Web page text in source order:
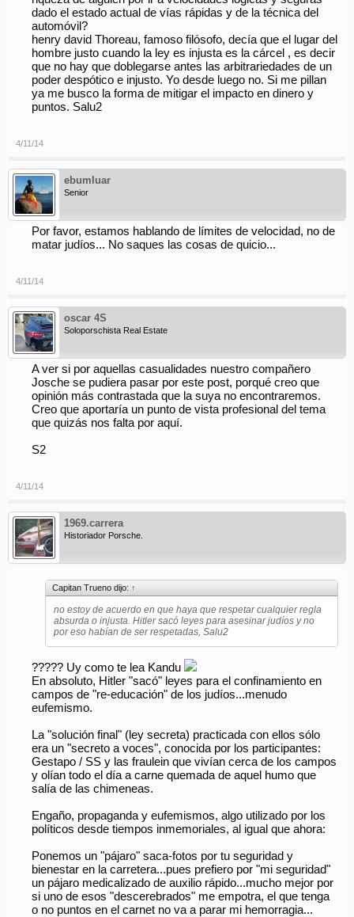
dado el estado actual de vías rápidas y de la técnica del
automóvil?
henry david Thoreau, famoso filósofo, decía que el lugar del
hombre justo cuando la ley es injusta es la cárcel , es decir
que no hay que doblegarse antes las arbitrariedades de un
poder despótico e injusto. Yo desde luego no. Si me pillan
ya me busco la forma de mitigar el impacto en dinero y
puntos. Salu2
4/11/14
ebumluar
Senior
Por favor, estamos hablando de límites de velocidad, no de
matar judíos... No saques las cosas de quicio...
4/11/14
oscar 4S
Soloporschista Real Estate
A ver si por aquellas casualidades nuestro compañero
Josche se pudiera pasar por este post, porqué creo que
opinión más contrastada que la suya no encontraremos.
Creo que aportaría un punto de vista profesional del tema
que quizás nos falta por aquí.
S2
4/11/14
1969.carrera
Historiador Porsche.
Capitan Trueno dijo: ↑
no estoy de acuerdo en que haya que respetar cualquier regla
absurda o injusta. Hitler sacó leyes para asesinar judíos y no
por eso habían de ser respetadas, Salu2
????? Uy como te lea Kandu
En absoluto, Hitler "sacó" leyes para el confinamiento en
campos de "re-educación" de los judíos...menudo
eufemismo.
La "solución final" (ley secreta) practicada con ellos sólo
era un "secreto a voces", conocida por los participantes:
Gestapo / SS y las fraulein que vivían cerca de los campos
y olían todo el día a carne quemada de aquel humo que
salía de las chimeneas.
Engaño, propaganda y eufemismos, algo utilizado por los
políticos desde tiempos inmemoriales, al igual que ahora:
Ponemos un "pájaro" saca-fotos por tu seguridad y
bienestar en la carretera...pues prefiero por "mi seguridad"
un pájaro medicalizado de auxilio rápido...mucho mejor por
si uno de esos "descerebrados" me empotra, el que tenga
o no puntos en el carnet no va a parar mi hemorragia...